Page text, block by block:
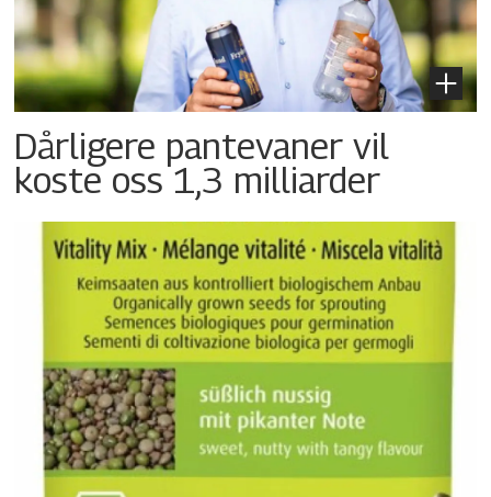
Dårligere pantevaner vil
koste oss 1,3 milliarder